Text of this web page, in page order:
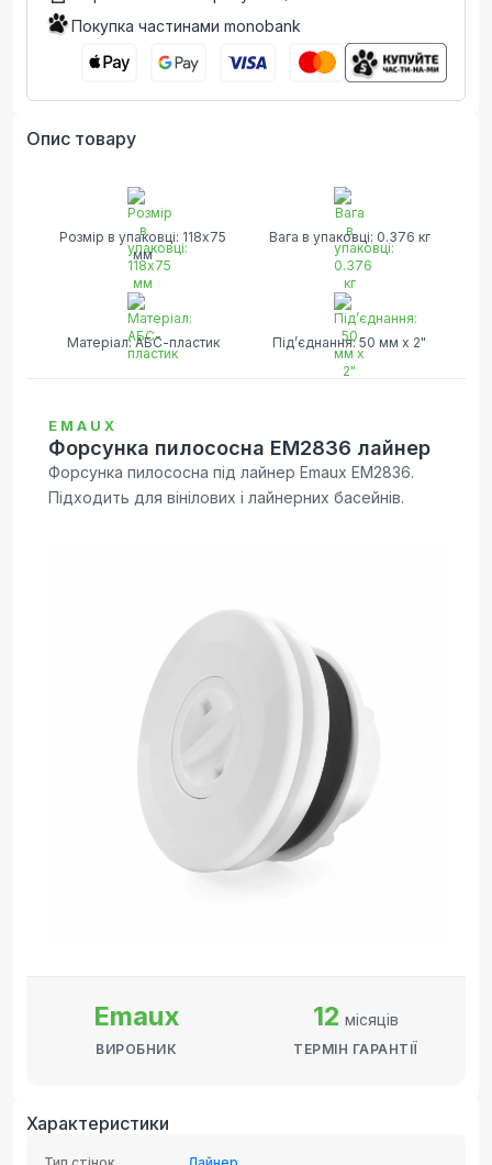
Покупка частинами monobank
Опис товару
Розмір в упаковці: 118х75
мм
Вага в упаковці: 0.376 кг
Матеріал: АБС-пластик Під’єднання: 50 мм x 2"
EMAUX
Форсунка пилососна EM2836 лайнер
Форсунка пилососна під лайнер Emaux EM2836.
Підходить для вінілових і лайнерних басейнів.
Emaux
ВИРОБНИК
12 місяців
ТЕРМІН ГАРАНТІЇ
Характеристики